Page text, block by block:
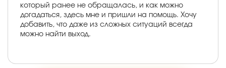
который ранее не обращалась, и как можно
догадаться, здесь мне и пришли на помощь. Хочу
добавить, что даже из сложных ситуаций всегда
можно найти выход.